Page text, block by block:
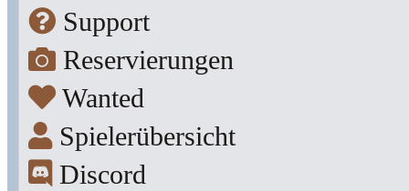
Support
Reservierungen
Wanted
Spielerübersicht
Discord